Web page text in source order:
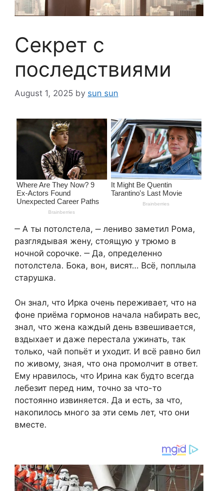
Секрет с
последствиями
August 1, 2025 by sun sun
‒ А ты потолстела, ‒ лениво заметил Рома,
разглядывая жену, стоящую у трюмо в
ночной сорочке. ‒ Да, определенно
потолстела. Бока, вон, висят… Всё, поплыла
старушка.
Он знал, что Ирка очень переживает, что на
фоне приёма гормонов начала набирать вес,
знал, что жена каждый день взвешивается,
вздыхает и даже перестала ужинать, так
только, чай попьёт и уходит. И всё равно бил
по живому, зная, что она промолчит в ответ.
Ему нравилось, что Ирина как будто всегда
лебезит перед ним, точно за что-то
постоянно извиняется. Да и есть, за что,
накопилось много за эти семь лет, что они
вместе.